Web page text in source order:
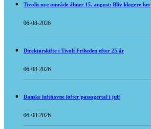
Tivolis nye område åbner 15. august: Bliv klogere her
06-08-2026
Direktørskifte i Tivoli Friheden efter 25 år
06-08-2026
Danske lufthavne løfter passagertal i juli
06-08-2026